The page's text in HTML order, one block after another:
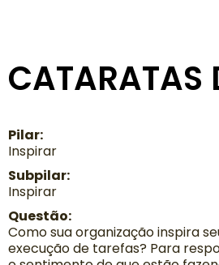
CATARATAS
Pilar:
Inspirar
Subpilar:
Inspirar
Questão:
Como sua organização inspira
execução de tarefas? Para